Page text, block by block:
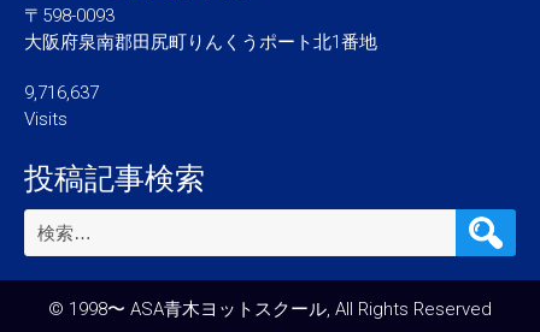
〒598-0093
大阪府泉南郡田尻町りんくうポート北1番地
9,716,637
Visits
投稿記事検索
検
索:
© 1998〜 ASA青木ヨットスクール, All Rights Reserved